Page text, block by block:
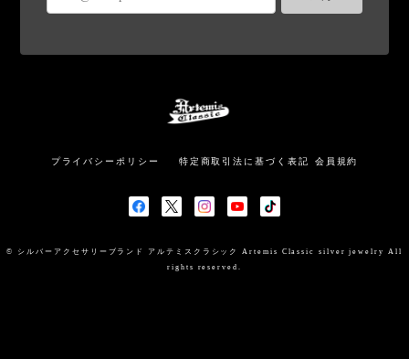
プライバシーポリシー 特定商取引法に基づく表記 会員規約
© シルバーアクセサリーブランド アルテミスクラシック Artemis Classic silver jewelry All
rights reserved.